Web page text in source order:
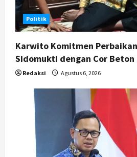
Agustus 5, 2026
Politik
Karwito Komitmen
Sidomukti dengan Cor
Redaksi Agustus 6, 2026